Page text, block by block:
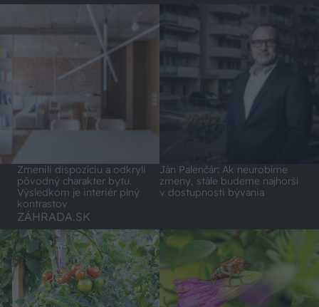
Zmenili dispozíciu a odkryli
pôvodný charakter bytu.
Výsledkom je interiér plný
kontrastov
Ján Palenčár: Ak neurobíme
zmeny, stále budeme najhorší
v dostupnosti bývania
ZÁHRADA.SK